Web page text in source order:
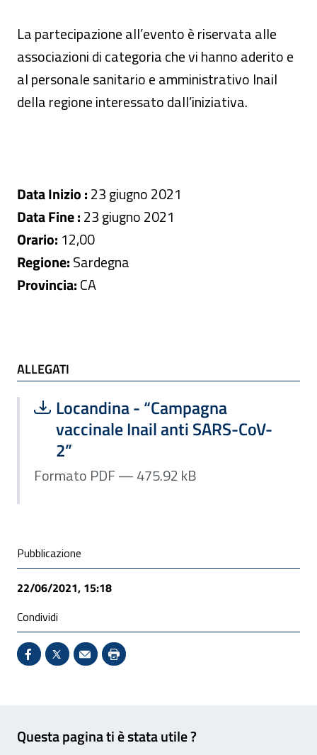
La partecipazione all’evento è riservata alle
associazioni di categoria che vi hanno aderito e
al personale sanitario e amministrativo Inail
della regione interessato dall’iniziativa.
Data Inizio :23 giugno 2021
Data Fine :23 giugno 2021
Orario: 12,00
Regione:Sardegna
Provincia:CA
ALLEGATI
ALLEGATI
Scarica file:
Locandina - “Campagna
vaccinale Inail anti SARS-CoV-
2”
Formato PDF — Dimensione 475.92 kB
Formato PDF — 475.92 kB
Condivisione social
Pubblicazione
22/06/2021, 15:18
Condividi
Condividi su Facebook - Sito esterno - Apertura in
X - Sito esterno - Apertura in nuova finestra
Invio Mail: apre il programma di posta
Stampa pagina: scelta meno
Questa pagina ti è stata utile ?